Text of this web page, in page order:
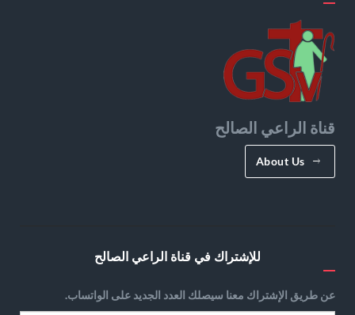
قناة الراعي الصالح
About Us
للإشتراك في قناة الراعي الصالح
عن طريق الإشتراك معنا سيصلك العدد الجديد على الواتساب.